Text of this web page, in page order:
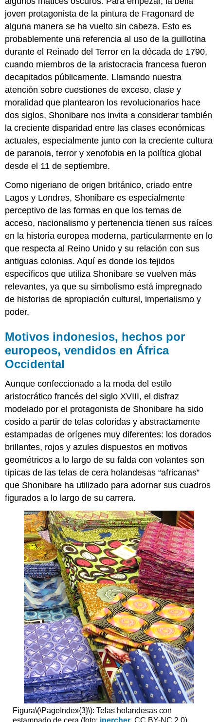
joven protagonista de la pintura de Fragonard de
alguna manera se ha vuelto sin cabeza. Esto es
probablemente una referencia al uso de la guillotina
durante el Reinado del Terror en la década de 1790,
cuando miembros de la aristocracia francesa fueron
decapitados públicamente. Llamando nuestra
atención sobre cuestiones de exceso, clase y
moralidad que plantearon los revolucionarios hace
dos siglos, Shonibare nos invita a considerar también
la creciente disparidad entre las clases económicas
actuales, especialmente junto con la creciente cultura
de paranoia, terror y xenofobia en la política global
desde el 11 de septiembre.
Como nigeriano de origen británico, criado entre
Lagos y Londres, Shonibare es especialmente
perceptivo de las formas en que los temas de
acceso, nacionalismo y pertenencia tienen sus raíces
en la historia europea moderna, particularmente en lo
que respecta al Reino Unido y su relación con sus
antiguas colonias. Aquí es donde los tejidos
específicos que utiliza Shonibare se vuelven más
relevantes, ya que su simbolismo está impregnado
de historias de apropiación cultural, imperialismo y
poder.
Motivos indonesios, hechos por
europeos, vendidos en África
Occidental
Aunque confeccionado a la moda del estilo
aristocrático francés del siglo XVIII, el disfraz
modelado por el protagonista de Shonibare ha sido
cosido a partir de telas coloridas y abstractamente
estampadas de orígenes muy diferentes: los dorados
brillantes, rojos y azules dispuestos en motivos
geométricos a lo largo de su falda con volantes son
típicas de las telas de cera holandesas “africanas”
que Shonibare ha utilizado para adornar sus cuadros
figurados a lo largo de su carrera.
Figura\(\PageIndex{3}\): Telas holandesas con
estampado de cera (foto: ipercher, CC BY-NC 2.0)